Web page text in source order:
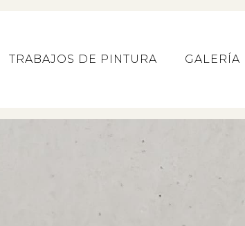
TRABAJOS DE PINTURA GALERÍA